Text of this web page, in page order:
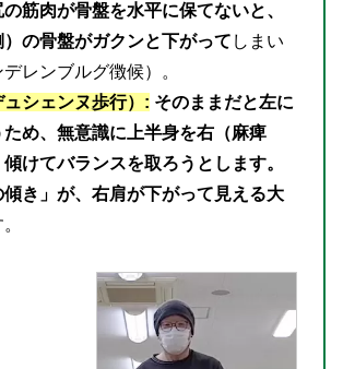
筋肉が骨盤を水平に保てないと、
）の骨盤がガクンと下がって しまい
レンブルグ徴候）。
シェンヌ歩行）: そのままだと左に
め、無意識に上半身を右（麻痺
けてバランスを取ろうとします。
き」が、右肩が下がって見える大